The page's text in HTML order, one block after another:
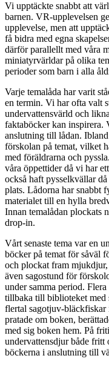
Vi upptäckte snabbt att
barnen. VR-upplevelsen
upplevelse, men att
få bidra med egna
därför parallellt med våra
miniatyrvärldar på olika
perioder som barn i alla
Varje temalåda har varit
en termin. Vi har ofta valt
undervattensvärld och
faktaböcker kan inspirera.
anslutning till lådan.
förskolan på temat, vilket
med föräldrarna och
våra öppettider då vi har
också haft pysselkvällar
plats. Lådorna har snabbt
materialet till en hylla
Innan temalådan plockats
drop-in.
Vårt senaste tema var en
böcker på temat för såväl
och plockat fram
även sagostund för
under samma period.
tillbaka till biblioteket med
flertal sagotjuv-
pratade om boken,
med sig boken hem. På
undervattensdjur både
böckerna i anslutning till